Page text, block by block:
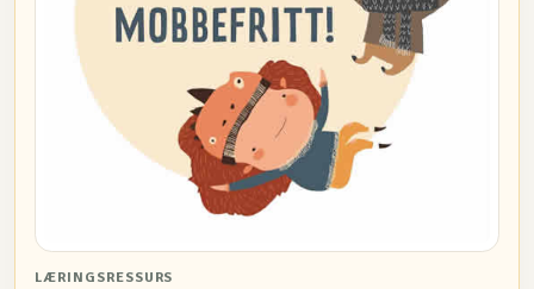
LÆRINGSRESSURS